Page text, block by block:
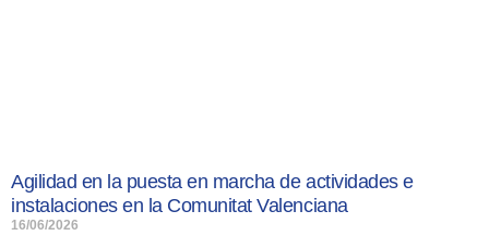
Agilidad en la puesta en marcha de actividades e
instalaciones en la Comunitat Valenciana
16/06/2026